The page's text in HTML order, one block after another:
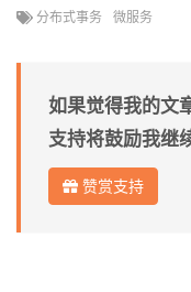
分布式事务 微服务
如果觉得我的文
支持将鼓励我继
赞赏支持